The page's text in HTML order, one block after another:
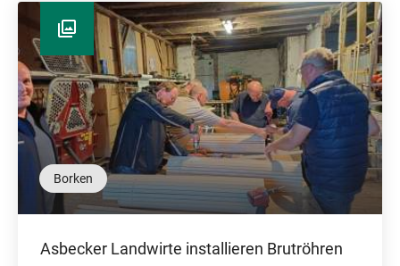
Borken
Asbecker Landwirte installieren Brutröhren